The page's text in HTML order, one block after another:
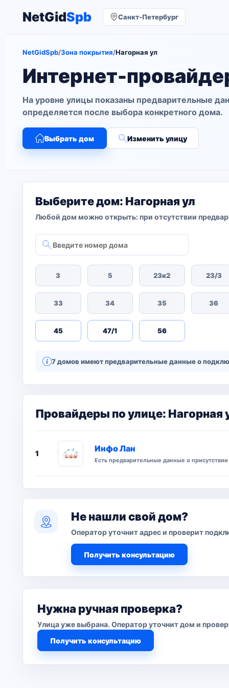
NetGidSpb Санкт-Петербург
NetGidSpb/Зона покрытия/Нагорная ул
Интернет-
На уровне улицы показаны предварительные
определяется после выбора конкретного дома.
Выбрать дом Изменить улицу
Выберите дом: Нагорная ул
Любой дом можно открыть: при отсутствии
3 5 23к2 23/3
33 34 35 36
45 47/1 56
7 домов имеют предварительные данные о
Провайдеры по улице: Нагорная
1 Инфо Лан
Есть предварительные данные о
Не нашли свой дом?
Оператор уточнит адрес и проверит
Получить консультацию
Нужна ручная проверка?
Улица уже выбрана. Оператор уточнит дом и
Получить консультацию